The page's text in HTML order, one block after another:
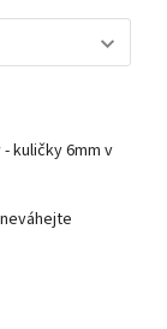
kuličky 6mm v